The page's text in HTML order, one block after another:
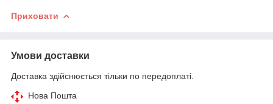
Приховати
Умови доставки
Доставка здійснюється тільки по передоплаті.
Нова Пошта